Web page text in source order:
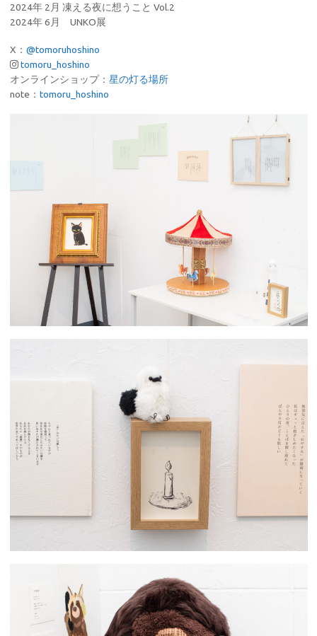
2024年 2月 凍える夜に想うこと Vol.2
2024年 6月 UNKO展
X： @tomoruhoshino
tomoru_hoshino
オンラインショップ： 星の灯る場所
note： tomoru_hoshino